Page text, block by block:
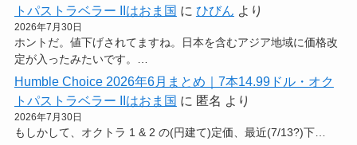
トパストラベラー IIはおま国 に ひびん より
2026年7月30日
ホントだ。値下げされてますね。日本を含むアジア地域に価格改
定が入ったみたいです。…
Humble Choice 2026年6月まとめ｜7本14.99ドル・オク
トパストラベラー IIはおま国 に 匿名 より
2026年7月30日
もしかして、オクトラ 1 & 2 の(円建て)定価、最近(7/13?)下…